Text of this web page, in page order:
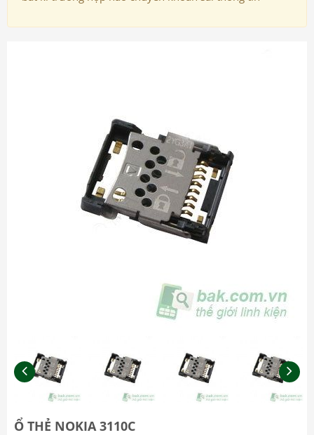
Ổ THẺ NOKIA 3110C